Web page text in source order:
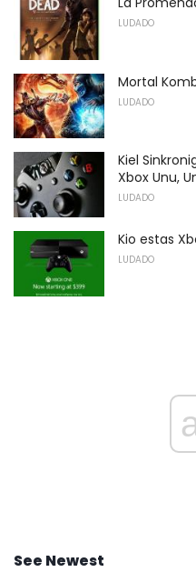
LUDADO
Mortal
LUDADO
Kiel
Xbox Unu,
LUDADO
Kio estas
LUDADO
See Newest